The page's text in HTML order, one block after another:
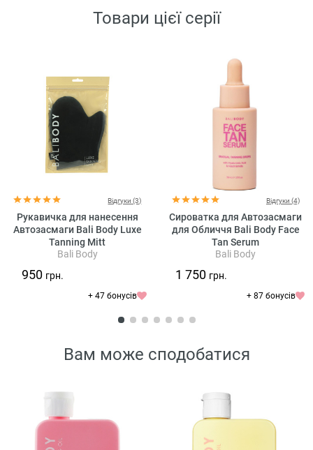
Товари цієї серії
Відгуки (3)
Рукавичка для нанесення
Автозасмаги Bali Body Luxe
Tanning Mitt
Bali Body
950 грн.
+ 47 бонусів
Відгуки (4)
Сироватка для Автозасмаги
для Обличчя Bali Body Face
Tan Serum
Bali Body
1 750 грн.
+ 87 бонусів
Вам може сподобатися